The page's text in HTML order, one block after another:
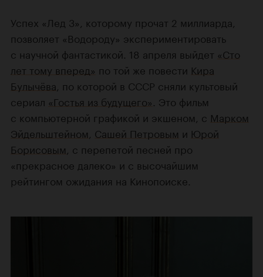
Успех «Лед 3», которому прочат 2 миллиарда,
позволяет «Водороду» экспериментировать
с научной фантастикой. 18 апреля выйдет «Сто
лет тому вперед» по той же повести Кира
Булычёва , по которой в СССР сняли культовый
сериал «Гостья из будущего» . Это фильм
с компьютерной графикой и экшеном, с Марком
Эйдельштейном Сашей Петровым и Юрой
Борисовым , с перепетой песней про
«прекрасное далеко» и с высочайшим
рейтингом ожидания на Кинопоиске.